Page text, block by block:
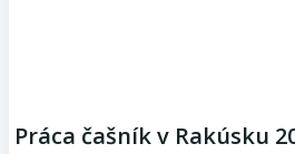
Práca čašník v Rakúsku